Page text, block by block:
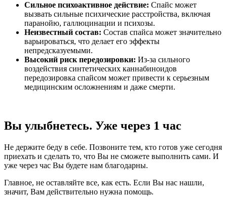
Сильное психоактивное действие: Спайс может
вызвать сильные психические расстройства, включая
паранойю, галлюцинации и психозы.
Неизвестный состав: Состав спайса может значительно
варьироваться, что делает его эффекты
непредсказуемыми.
Высокий риск передозировки: Из-за сильного
воздействия синтетических каннабиноидов
передозировка спайсом может привести к серьезным
медицинским осложнениям и даже смерти.
Вы улыбнетесь. Уже через 1 час
Не держите беду в себе. Позвоните тем, кто готов уже сегодня
приехать и сделать то, что Вы не сможете выполнить сами. И
уже через час Вы будете нам благодарны.
Главное, не оставляйте все, как есть. Если Вы нас нашли,
значит, Вам действительно нужна помощь.